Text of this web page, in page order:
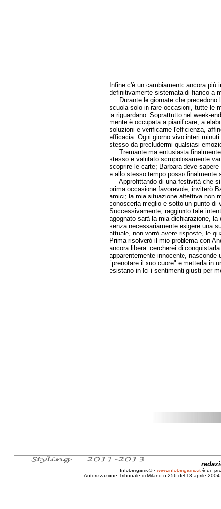
Infine c'è un cambiamento ancora
definitivamente sistemata di fianco a
Durante le giornate che precedono
scuola solo in rare occasioni, tutte le
la riguardano. Soprattutto nel week-
mente è occupata a pianificare, a
soluzioni e verificarne l'efficienza,
efficacia. Ogni giorno vivo interi
stesso da precludermi qualsiasi
Tremante ma entusiasta finalmente
stesso e valutato scrupolosamente
scoprire le carte; Barbara deve
e allo stesso tempo posso finalmente
Approfittando di una festività che si
prima occasione favorevole, inviterò
amici; la mia situazione affettiva non
conoscerla meglio e sotto un punto di
Successivamente, raggiunto tale
agognato sarà la mia dichiarazione,
senza necessariamente esigere una
attuale, non vorrò avere risposte, le
Prima risolverò il mio problema con
ancora libera, cercherei di
apparentemente innocente,
"prenotare il suo cuore" e metterla in
esistano in lei i sentimenti giusti per
Infobergamo® - www.infobergamo.it è un
Autorizzazione Tribunale di Milano n.256 del 13 aprile